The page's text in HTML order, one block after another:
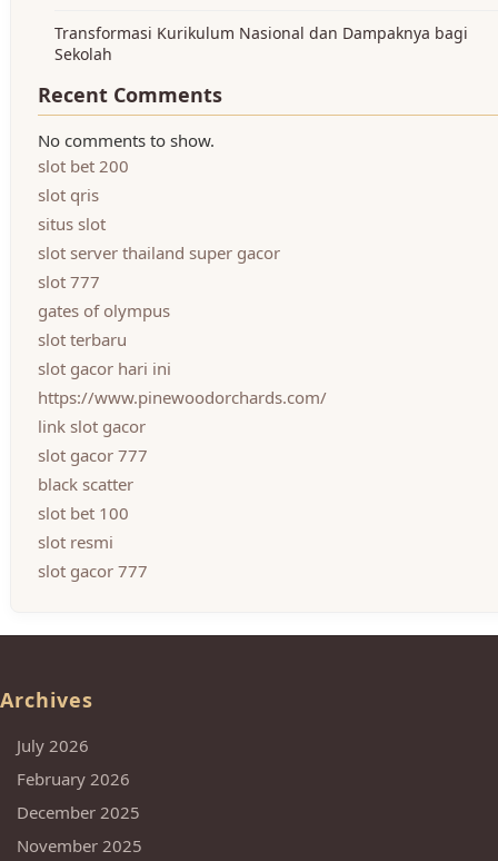
Transformasi Kurikulum Nasional dan Dampaknya bagi
Sekolah
Recent Comments
No comments to show.
slot bet 200
slot qris
situs slot
slot server thailand super gacor
slot 777
gates of olympus
slot terbaru
slot gacor hari ini
https://www.pinewoodorchards.com/
link slot gacor
slot gacor 777
black scatter
slot bet 100
slot resmi
slot gacor 777
Archives
July 2026
February 2026
December 2025
November 2025